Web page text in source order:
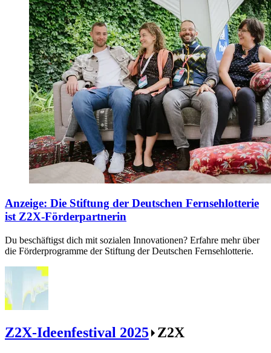
Anzeige: Die Stiftung der Deutschen Fernsehlotterie
ist Z2X-Förderpartnerin
Du beschäftigst dich mit sozialen Innovationen? Erfahre mehr über
die Förderprogramme der Stiftung der Deutschen Fernsehlotterie.
Z2X-Ideenfestival 2025 Z2X